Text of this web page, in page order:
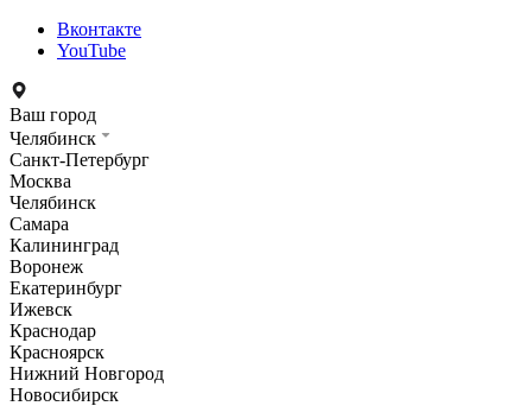
Вконтакте
YouTube
Ваш город
Челябинск
Санкт-Петербург
Москва
Челябинск
Самара
Калининград
Воронеж
Екатеринбург
Ижевск
Краснодар
Красноярск
Нижний Новгород
Новосибирск